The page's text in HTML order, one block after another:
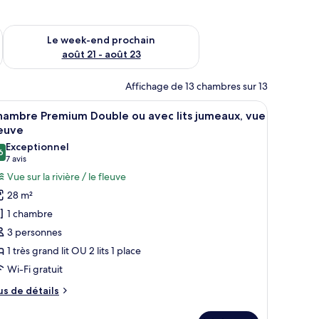
août 14 - août 16
Le week-end prochain
août 21 - août 23
Vérifier la disponibilité pour le week-end prochain août 21 -
Affichage de 13 chambres sur 13
paysage.
un bureau, une chaise, une télévision et une vue sur un immeuble par la
:
Une chambre d’hôtel avec un grand lit, un
5
Premium Double ou avec lits jumeaux, vue
sur 10
Exceptionnel
7 avis
(7 avis)
Vue sur la rivière / le fleuve
28 m²
1 chambre
3 personnes
1 très grand lit OU 2 lits 1 place
Wi-Fi gratuit
de détails